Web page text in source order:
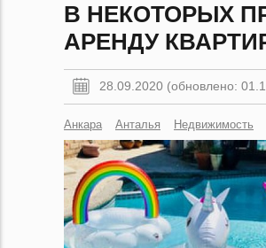
В НЕКОТОРЫХ
АРЕНДУ
28.09.2020 (обновлено:
Анкара Анталья Недвижимость